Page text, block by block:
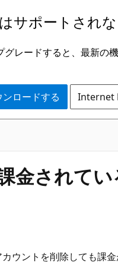
サポートされな
レードすると、最新の
ロードする Internet
金されてい
ウントを削除しても課金